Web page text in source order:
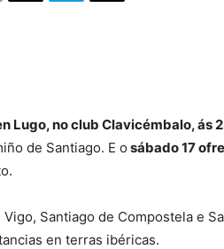
Lugo, no club Clavicémbalo, ás
de Santiago. E o sábado 17
Santiago de Compostela e
en terras ibéricas.